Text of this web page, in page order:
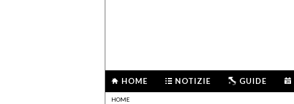
HOME NOTIZIE GUIDE
HOME